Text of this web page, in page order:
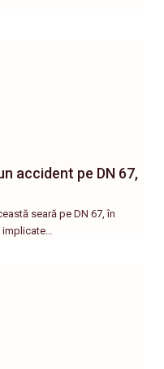
accident pe DN 67,
seară pe DN 67, în
implicate…